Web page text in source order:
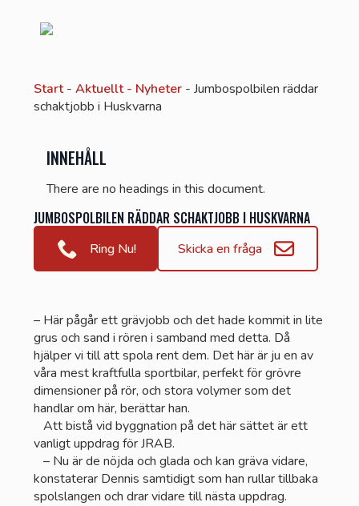
Start-Aktuellt - Nyheter -Jumbospolbilen räddar
schaktjobb i Huskvarna
INNEHÅLL
There are no headings in this document.
JUMBOSPOLBILEN RÄDDAR SCHAKTJOBB I HUSKVARNA
Ring Nu! Skicka en fråga
– Här pågår ett grävjobb och det hade kommit in lite
grus och sand i rören i samband med detta. Då
hjälper vi till att spola rent dem. Det här är ju en av
våra mest kraftfulla sportbilar, perfekt för grövre
dimensioner på rör, och stora volymer som det
handlar om här, berättar han.
Att bistå vid byggnation på det här sättet är ett
vanligt uppdrag för JRAB.
– Nu är de nöjda och glada och kan gräva vidare,
konstaterar Dennis samtidigt som han rullar tillbaka
spolslangen och drar vidare till nästa uppdrag.